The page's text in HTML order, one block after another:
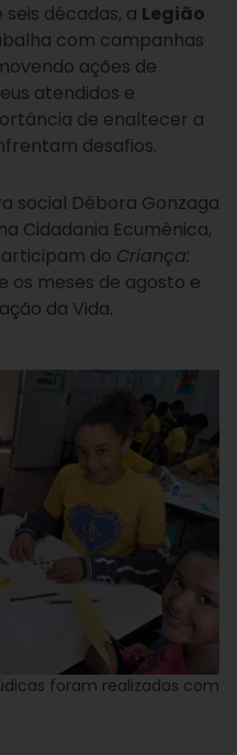
décadas, a Legião
com campanhas
ações de
atendidos e
de enaltecer a
desafios.
social Débora Gonzaga
Cidadania Ecumênica,
do Criança:
os meses de agosto e
da Vida.
foram realizadas com